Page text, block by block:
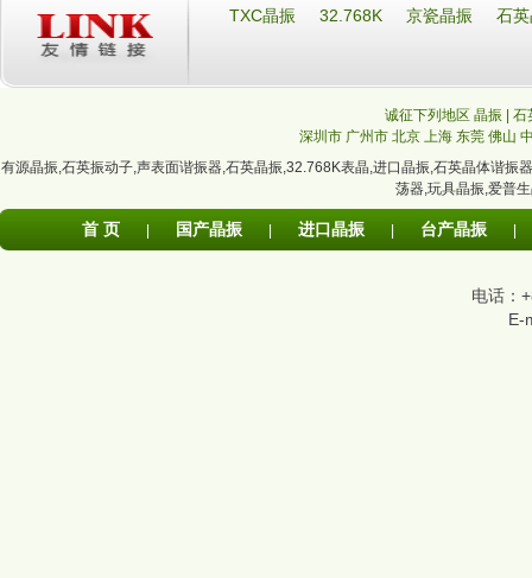
TXC晶振 32.768K 京瓷晶振 石
诚征下列地区 晶振 |
深圳市 广州市 北京 上海 东莞 佛山
有源晶振,石英振动子,声表面谐振器,石英晶振,32.768K表晶,进口晶振,石英晶体谐振器
荡器,玩具晶振,爱普
首 页 国产晶振 进口晶振 台产晶振
电话：
E-